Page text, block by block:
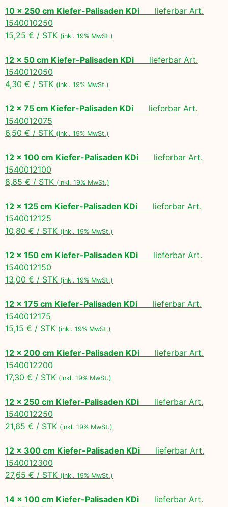
10 x 250 cm Kiefer-Palisaden KDi lieferbar Art.
1540010250
15,25 € / STK (inkl. 19% MwSt.)
12 x 50 cm Kiefer-Palisaden KDi lieferbar Art.
1540012050
4,30 € / STK (inkl. 19% MwSt.)
12 x 75 cm Kiefer-Palisaden KDi lieferbar Art.
1540012075
6,50 € / STK (inkl. 19% MwSt.)
12 x 100 cm Kiefer-Palisaden KDi lieferbar Art.
1540012100
8,65 € / STK (inkl. 19% MwSt.)
12 x 125 cm Kiefer-Palisaden KDi lieferbar Art.
1540012125
10,80 € / STK (inkl. 19% MwSt.)
12 x 150 cm Kiefer-Palisaden KDi lieferbar Art.
1540012150
13,00 € / STK (inkl. 19% MwSt.)
12 x 175 cm Kiefer-Palisaden KDi lieferbar Art.
1540012175
15,15 € / STK (inkl. 19% MwSt.)
12 x 200 cm Kiefer-Palisaden KDi lieferbar Art.
1540012200
17,30 € / STK (inkl. 19% MwSt.)
12 x 250 cm Kiefer-Palisaden KDi lieferbar Art.
1540012250
21,65 € / STK (inkl. 19% MwSt.)
12 x 300 cm Kiefer-Palisaden KDi lieferbar Art.
1540012300
27,65 € / STK (inkl. 19% MwSt.)
14 x 100 cm Kiefer-Palisaden KDi lieferbar Art.